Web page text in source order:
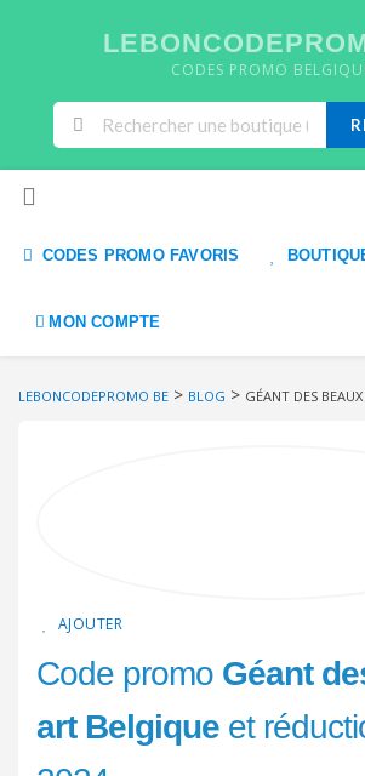
CODES PROMO
CODES PROMO FAVORIS
MON COMPTE
LEBONCODEPROMO BE > BLOG > GÉANT DES
AJOUTER
Code promo Géant
art Belgique et